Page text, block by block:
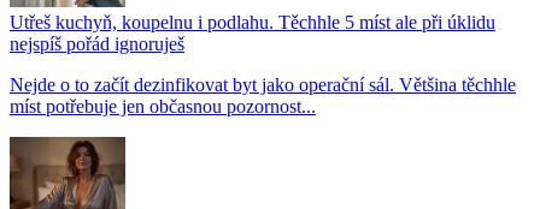
Utřeš kuchyň, koupelnu i podlahu. Těchhle 5 míst ale při úklidu
nejspíš pořád ignoruješ
Nejde o to začít dezinfikovat byt jako operační sál. Většina těchhle
míst potřebuje jen občasnou pozornost...